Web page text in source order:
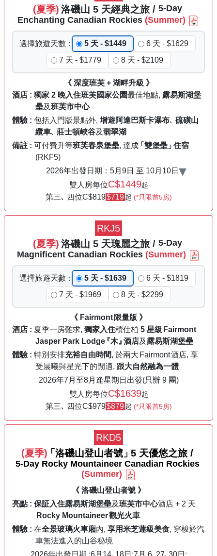
(夏季) 洛磯山 5天經典之旅/ 5-Day
Enchanting Canadian Rockies (Summer)
選擇旅遊天數 ： 5 天 - $1449
6 天 - $1629
7 天 - $1779
8 天 - $2109
《 深度班芙 + 湖畔升級 》
酒店 : 獨家 2 晚入住班芙國家公園最佳地點, 露易斯湖堡
壘及班芙市中心
體驗 : 包括入門版景點外, 增遊阿達巴斯卡瀑布､ 硫磺山
纜車､ 莊士頓峽谷及翡翠湖
備註 : 可付費升等班芙春泉堡壘, 達成「雙堡壘」住宿
(RKF5)
2026年出發日期： 5月9日 至 10月10日 ▾
雙人房每位C$1449起
第三､ 四位C$819$719 起 (*只限首5房)
RKJ5
(夏季) 洛磯山 5天瑰麗之旅/ 5-Day
Magnificent Canadian Rockies (Summer)
選擇旅遊天數 ： 5 天 - $1639
6 天 - $1819
7 天 - $1969
8 天 - $2299
《 Fairmont 限量版 》
酒店 : 夏季一房難求, 獨家入住積仕柏 5 星級 Fairmont
Jasper Park Lodge『木』酒店及 露易斯湖堡壘
體驗 : 特別安排充裕自由時間, 於兩大 Fairmont酒店, 享
受晨曦與星光下的閒適, 跟大自然融為一體
2026年7月至8月 逢星期日出發(只辦 9 團)
雙人房每位C$1639起
第三､ 四位C$979$879 起 (*只限首5房)
RKD5
(夏季)「洛磯山登山者號」5 天優悠之旅/
5-Day Rocky Mountaineer Canadian Rockies
(Summer)
《 洛磯山登山者號 》
亮點 : 保証入住露易斯湖堡壘及班芙市中心酒店 + 2 天
Rocky Mountaineer觀光火車
體驗 : 在全景玻璃火車廂內, 享用米芝蓮級美食, 穿梭於汽
車無法進入的山谷秘境
2026年出發日期 :6月14､18日;7月 6､27､30日;